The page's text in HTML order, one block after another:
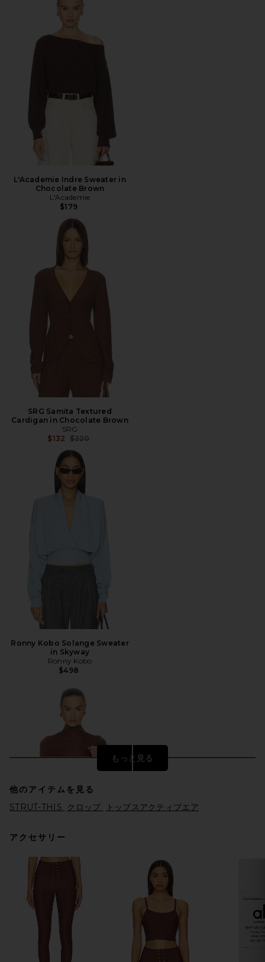
L'Academie Indre Sweater in
Chocolate Brown
L'Academie
$179
SRG Samita Textured
Cardigan in Chocolate Brown
SRG
$132 前の価格:
$220
Ronny Kobo Solange Sweater
in Skyway
Ronny Kobo
$498
L'Academie Syndi Knit Top in
Brown
L'Academie
$71
前の価格:
$169
もっと見る
他のアイテムを見る
STRUT-THIS
クロップ トップスアクティブエア
アクセサリー